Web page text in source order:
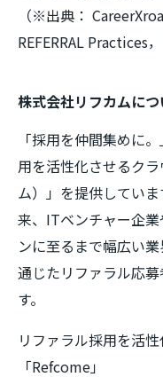
（※出典：
REFERRAL Practices，
株式会社リフカムにつ
「採用を仲間集めに
用を活性化させるク
ム）」を提供してい
来、ITベンチャー企
ンに至るまで幅広い
通じたリファラル応
す。
リファラル採用を活
「Refcome」